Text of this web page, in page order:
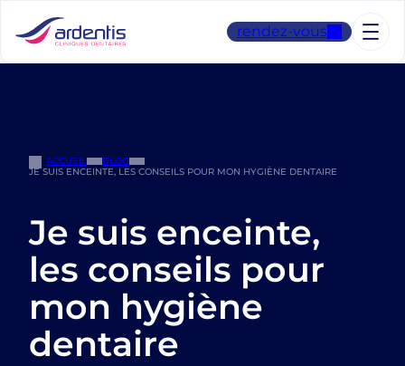
contenu
rendez-vous
ACCUEIL
BLOG
JE SUIS ENCEINTE, LES CONSEILS POUR MON HYGIÈNE DENTAIRE
Je suis enceinte,
les conseils pour
mon hygiène
dentaire